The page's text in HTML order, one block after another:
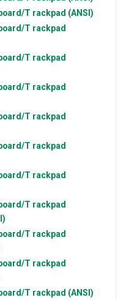
T rackpad (ANSI)
T rackpad
T rackpad
T rackpad
T rackpad
T rackpad
T rackpad
T rackpad
T rackpad
T rackpad
T rackpad (ANSI)